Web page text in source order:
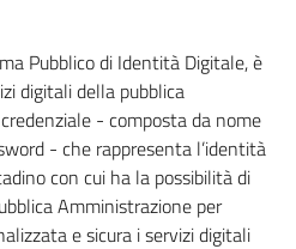
Pubblico di Identità Digitale, è
digitali della pubblica
- composta da nome
- che rappresenta l’identità
con cui ha la possibilità di
Amministrazione per
e sicura i servizi digitali